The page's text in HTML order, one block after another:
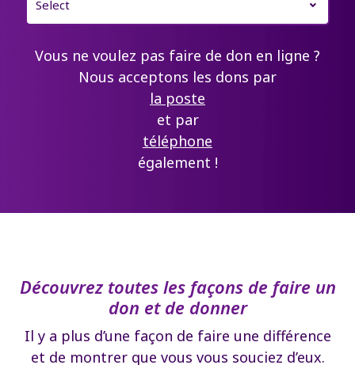
Vous ne voulez pas faire de don en ligne ?
Nous acceptons les dons par
la poste
et par
téléphone
également !
Découvrez toutes les façons de faire un
don et de donner
Il y a plus d’une façon de faire une différence
et de montrer que vous vous souciez d’eux.